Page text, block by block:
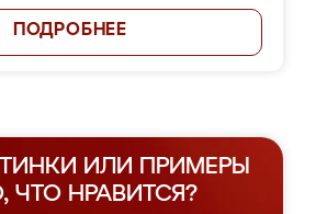
ПОДРОБНЕЕ
ИЛИ ПРИМЕРЫ
ЧТО НРАВИТСЯ?